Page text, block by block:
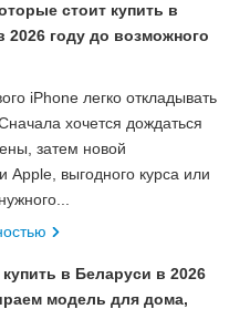
стоит купить в
2026 году до возможного
iPhone легко откладывать
хочется дождаться
затем новой
Apple, выгодного курса или
в Беларуси в 2026
модель для дома,